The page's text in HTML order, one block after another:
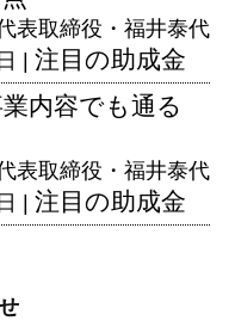
表取締役・福井泰代
| 注目の助成金
内容でも通る
表取締役・福井泰代
| 注目の助成金